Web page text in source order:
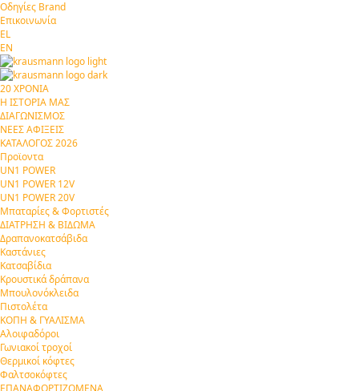
Οδηγίες Brand
Επικοινωνία
EL
EN
20 ΧΡΟΝΙΑ
Η ΙΣΤΟΡΙΑ ΜΑΣ
ΔΙΑΓΩΝΙΣΜΟΣ
ΝΕΕΣ ΑΦΙΞΕΙΣ
ΚΑΤΑΛΟΓΟΣ 2026
Προϊοντα
UN1 POWER
UN1 POWER 12V
UN1 POWER 20V
Μπαταρίες & Φορτιστές
ΔΙΑΤΡΗΣΗ & ΒΙΔΩΜΑ
Δραπανοκατσάβιδα
Καστάνιες
Κατσαβίδια
Κρουστικά δράπανα
Μπουλονόκλειδα
Πιστολέτα
ΚΟΠΗ & ΓΥΑΛΙΣΜΑ
Αλοιφαδόροι
Γωνιακοί τροχοί
Θερμικοί κόφτες
Φαλτσοκόφτες
ΕΠΑΝΑΦΟΡΤΙΖΟΜΕΝΑ